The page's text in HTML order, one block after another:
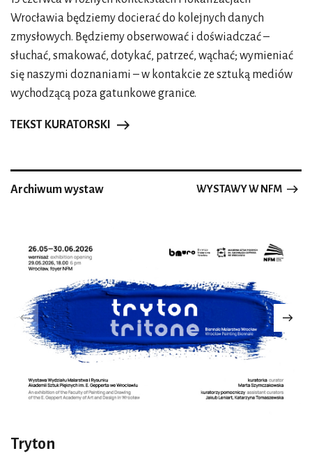
Wrocławia będziemy docierać do kolejnych danych
zmysłowych. Będziemy obserwować i doświadczać –
słuchać, smakować, dotykać, patrzeć, wąchać; wymieniać
się naszymi doznaniami – w kontakcie ze sztuką mediów
wychodzącą poza gatunkowe granice.
TEKST KURATORSKI
Archiwum wystaw WYSTAWY W NFM
Tryton